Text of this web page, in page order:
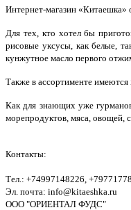
Интернет-магазин «Китаешка»
Для тех, кто хотел бы
рисовые уксусы, как белые,
кунжутное масло первого
Также в ассортименте имеются
Как для знающих уже
морепродуктов, мяса, овощей,
Контакты:
Тел.: +74997148226,
Эл. почта: info@kitaeshka.ru
ООО "ОРИЕНТАЛ ФУДС"